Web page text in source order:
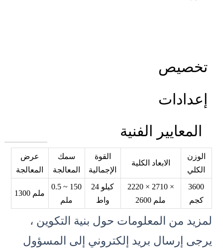
تخصيص
إعدادات
المعايير الفنية
عرض
المعالجة
سمك
المعالجة
القوة
الإجمالية
الابعاد الكلية
الوزن
الكلي
1300 ملم
0.5 ~ 150
ملم
24 كيلو
واط
2220 × 2710 ×
2600 ملم
3600
كجم
لمزيد من المعلومات حول بنية التكوين ،
يرجى إرسال بريد إلكتروني إلى المسؤول